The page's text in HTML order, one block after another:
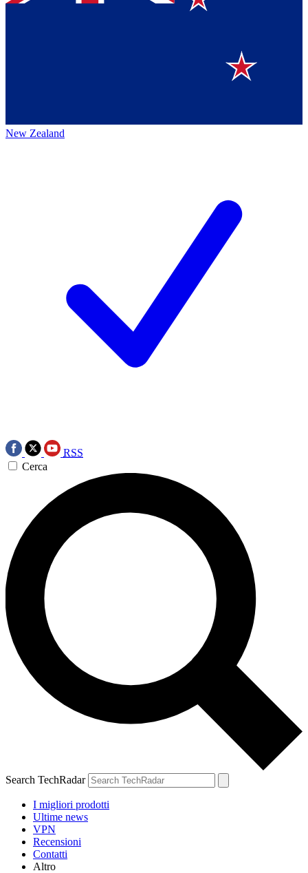
New Zealand
RSS
Cerca
Search TechRadar
I migliori prodotti
Ultime news
VPN
Recensioni
Contatti
Altro